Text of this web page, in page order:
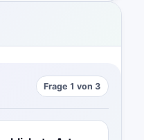
Frage 1 von 3